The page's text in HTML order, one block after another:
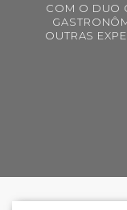
COM O DUO
OUTRAS